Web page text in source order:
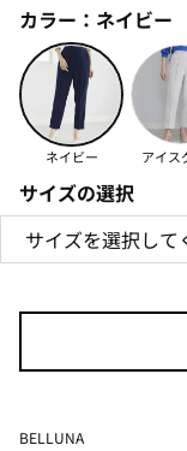
カラー： ネイビー
ネイビー アイス
サイズの選択
BELLUNA